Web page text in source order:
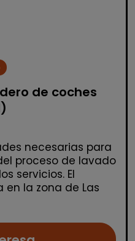
de coches
necesarias para
proceso de lavado
servicios. El
la zona de Las